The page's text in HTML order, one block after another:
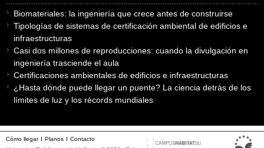
Biomateriales: la ingeniería que crece antes de construirse
Tipologías de sistemas de certificación ambiental de edificios e
infraestructuras
Casi dos millones de reproducciones: cuando la divulgación en
ingeniería trasciende el aula
Certificaciones ambientales de edificios e infraestructuras
¿Hasta dónde puede llegar un puente? La ciencia detrás de los
límites de luz y los récords mundiales
Cómo llegar Planos
Contacto